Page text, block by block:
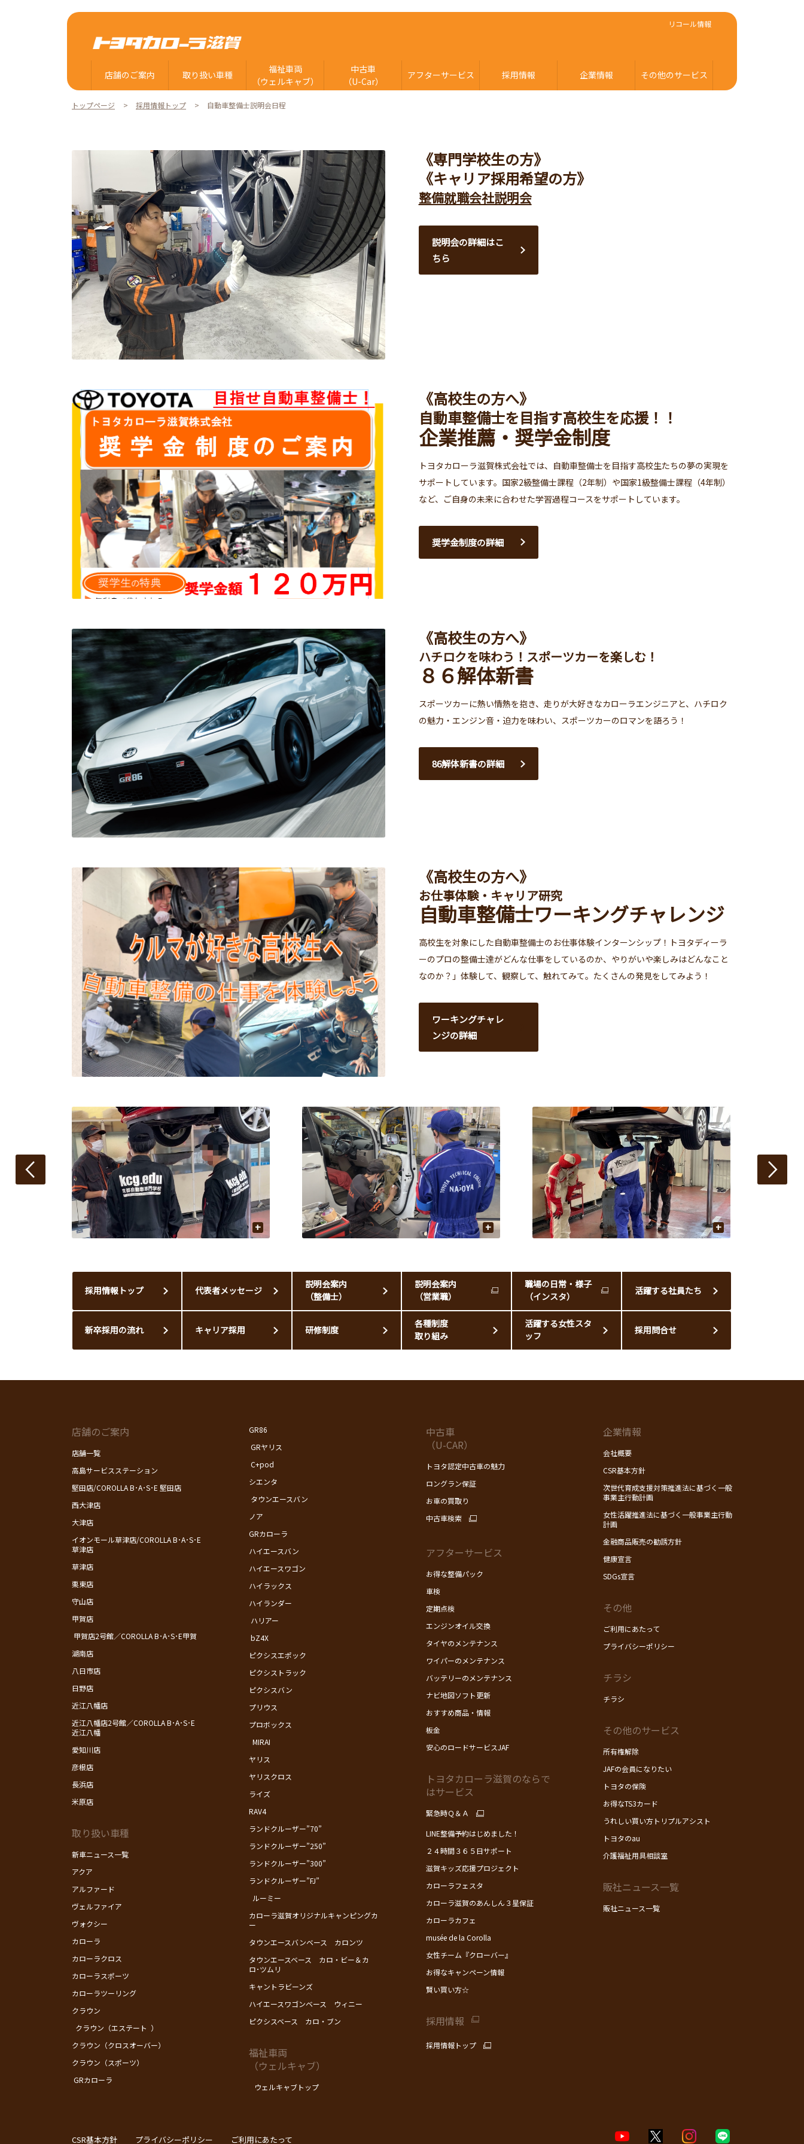
店舗のご案内 取り扱い車種
福祉車両
（ウェルキャブ）
中古車
（U-Car）
アフターサービス 採用情報 企業情報 その他のサービス
リコール情報
トップページ 採用情報トップ 自動車整備士説明会日程
《専門学校生の方》
《キャリア採用希望の方》
整備就職会社説明会
説明会の詳細はこ
ちら
《高校生の方へ》
自動車整備士を目指す高校生を応援！！
企業推薦・奨学金制度
トヨタカローラ滋賀株式会社では、自動車整備士を目指す高校生たちの夢の実現を
サポートしています。国家2級整備士課程（2年制）や国家1級整備士課程（4年制）
など、ご自身の未来に合わせた学習過程コースをサポートしています。
奨学金制度の詳細
《高校生の方へ》
ハチロクを味わう！スポーツカーを楽しむ！
８６解体新書
スポーツカーに熱い情熱を抱き、走りが大好きなカローラエンジニアと、ハチロク
の魅力・エンジン音・迫力を味わい、スポーツカーのロマンを語ろう！
86解体新書の詳細
《高校生の方へ》
お仕事体験・キャリア研究
自動車整備士ワーキングチャレンジ
高校生を対象にした自動車整備士のお仕事体験インターンシップ！トヨタディーラ
ーのプロの整備士達がどんな仕事をしているのか、やりがいや楽しみはどんなこと
なのか？」体験して、観察して、触れてみて。たくさんの発見をしてみよう！
ワーキングチャレ
ンジの詳細
+ + +
採用情報トップ 代表者メッセージ
説明会案内
（整備士）
説明会案内
（営業職）
職場の日常・様子
（インスタ）
活躍する社員たち
新卒採用の流れ キャリア採用 研修制度
各種制度
取り組み
活躍する女性スタ
ッフ
採用問合せ
店舗のご案内
店舗一覧
高島サービスステーション
堅田店/COROLLA B･A･S･E 堅田店
西大津店
大津店
イオンモール草津店/COROLLA B･A･S･E
草津店
草津店
栗東店
守山店
甲賀店
甲賀店2号館／COROLLA B･A･S･E甲賀
湖南店
八日市店
日野店
近江八幡店
近江八幡店2号館／COROLLA B･A･S･E
近江八幡
愛知川店
彦根店
長浜店
米原店
取り扱い車種
新車ニュース一覧
アクア
アルファード
ヴェルファイア
ヴォクシー
カローラ
カローラクロス
カローラスポーツ
カローラツーリング
クラウン
クラウン（エステート ）
クラウン（クロスオーバー）
クラウン（スポーツ）
GRカローラ
GR86
GRヤリス
C+pod
シエンタ
タウンエースバン
ノア
GRカローラ
ハイエースバン
ハイエースワゴン
ハイラックス
ハイランダー
ハリアー
bZ4X
ピクシスエポック
ピクシストラック
ピクシスバン
プリウス
プロボックス
MIRAI
ヤリス
ヤリスクロス
ライズ
RAV4
ランドクルーザー”70”
ランドクルーザー”250”
ランドクルーザー”300”
ランドクルーザー”FJ”
ルーミー
カローラ滋賀オリジナルキャンピングカ
ー
タウンエースバンベース カロンツ
タウンエースベース カロ・ビー＆カ
ロ･ツムリ
キャントラビーンズ
ハイエースワゴンベース ウィニー
ピクシスベース カロ・ブン
福祉車両
（ウェルキャブ）
ウェルキャブトップ
中古車
（U-CAR）
トヨタ認定中古車の魅力
ロングラン保証
お車の買取り
中古車検索
アフターサービス
お得な整備パック
車検
定期点検
エンジンオイル交換
タイヤのメンテナンス
ワイパーのメンテナンス
バッテリーのメンテナンス
ナビ地図ソフト更新
おすすめ商品・情報
板金
安心のロードサービスJAF
トヨタカローラ滋賀のならで
はサービス
緊急時Ｑ＆Ａ
LINE整備予約はじめました！
２４時間３６５日サポート
滋賀キッズ応援プロジェクト
カローラフェスタ
カローラ滋賀のあんしん３星保証
カローラカフェ
musée de la Corolla
女性チーム『クローバー』
お得なキャンペーン情報
賢い買い方☆
採用情報
採用情報トップ
企業情報
会社概要
CSR基本方針
次世代育成支援対策推進法に基づく一般
事業主行動計画
女性活躍推進法に基づく一般事業主行動
計画
金融商品販売の勧誘方針
健康宣言
SDGs宣言
その他
ご利用にあたって
プライバシーポリシー
チラシ
チラシ
その他のサービス
所有権解除
JAFの会員になりたい
トヨタの保険
お得なTS3カード
うれしい買い方トリプルアシスト
トヨタのau
介護福祉用具相談室
販社ニュース一覧
販社ニュース一覧
CSR基本方針 プライバシーポリシー ご利用にあたって